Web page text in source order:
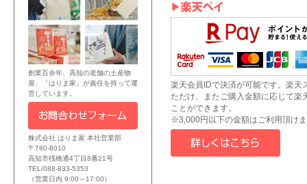
楽天会員IDで決済が可能です。楽天
ただけ、またご購入金額に応じて楽
ことができます。
※3,000円以下の金額はご利用頂け
創業百余年、高知の老舗の土産物
屋、「はりま家」が責任を持って運
営しています。
株式会社 はりま家 本社営業部
〒780-8010
高知市桟橋通4丁目8番21号
TEL/088-833-5353
（営業日内 9:00～17:00）